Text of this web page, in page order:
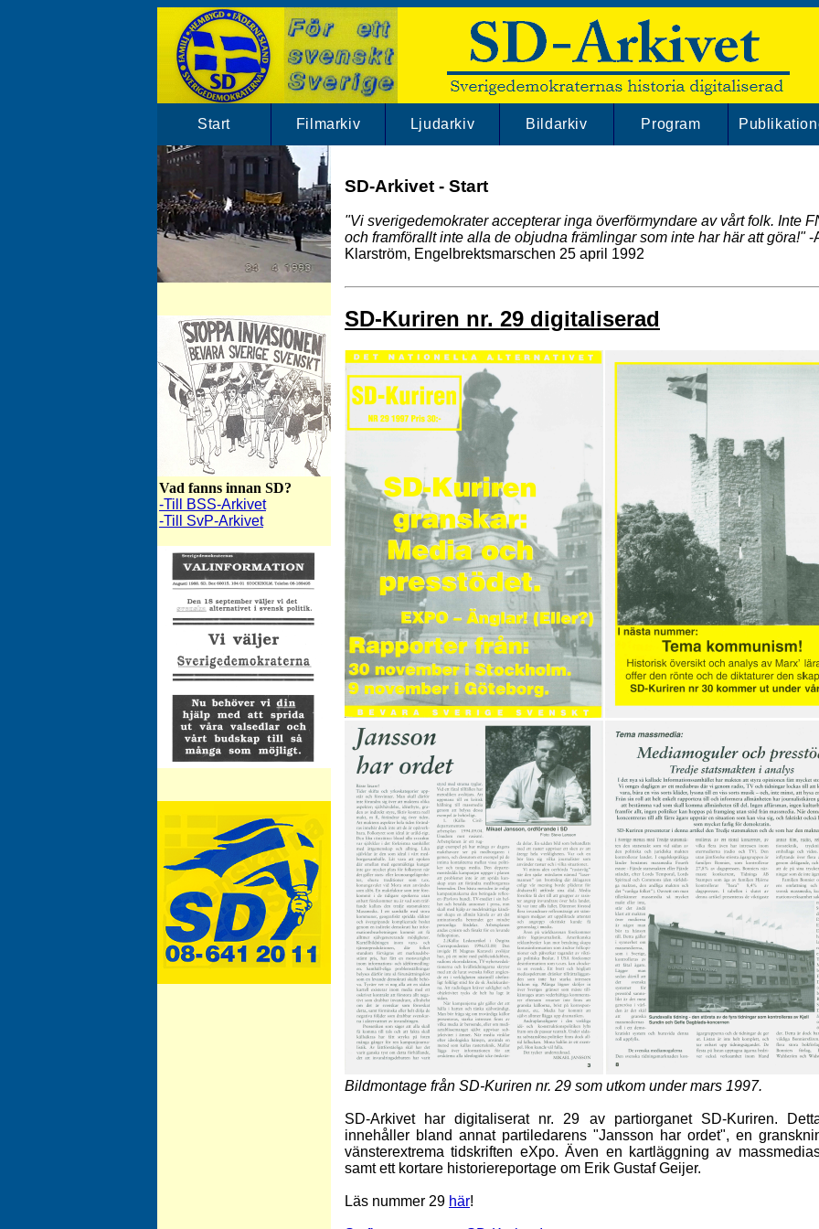
Start Filmarkiv Ljudarkiv Bildarkiv Program
Vad fanns innan SD?
-Till BSS-Arkivet
-Till SvP-Arkivet
SD-Arkivet - Start
"Vi sverigedemokrater accepterar inga överförmyndare av vårt folk. Inte
och framförallt inte alla de objudna främlingar som inte har här att göra!"-
Klarström, Engelbrektsmarschen 25 april 1992
SD-Kuriren nr. 29 digitaliserad
Bildmontage från SD-Kuriren nr. 29 som utkom under mars 1997.
SD-Arkivet har digitaliserat nr. 29 av partiorganet SD-Kuriren.
innehåller bland annat partiledarens "Jansson har ordet", en
vänsterextrema tidskriften eXpo. Även en kartläggning av
samt ett kortare historiereportage om Erik Gustaf Geijer.
Läs nummer 29 här!